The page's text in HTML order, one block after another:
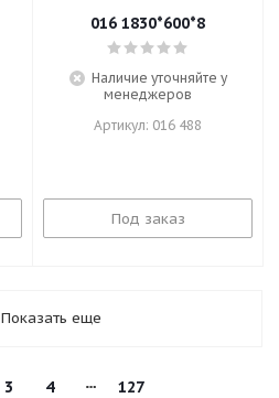
016 1830*600*8
Наличие уточняйте у
менеджеров
Артикул: 016 488
Под заказ
Показать еще
3 4 127